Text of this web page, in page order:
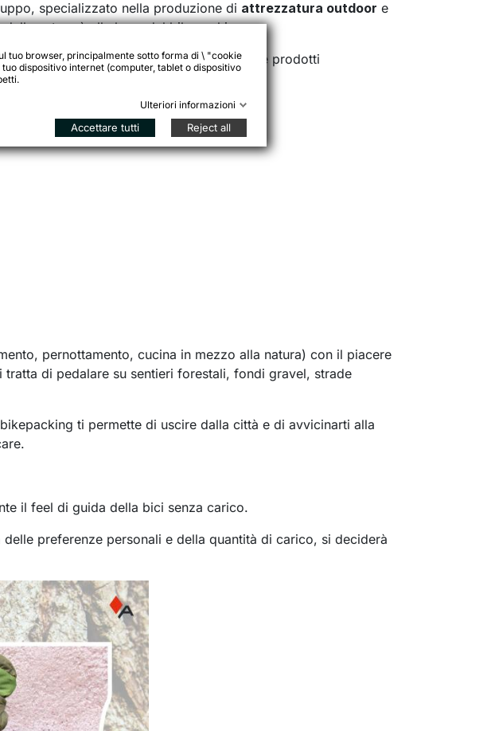
specializzato nella produzione di attrezzatura outdoor e
natura è alla base del bikepacking.
un prezzo corretto. Lo sforzo nel creare prodotti
del nostro pianeta verde.
pernottamento, cucina in mezzo alla natura) con il piacere
di pedalare su sentieri forestali, fondi gravel, strade
ti permette di uscire dalla città e di avvicinarti alla
il feel di guida della bici senza carico.
preferenze personali e della quantità di carico, si deciderà
tuo browser, principalmente sotto forma di \ "cookie
dispositivo internet (computer, tablet o dispositivo
Ulteriori informazioni
Accettare tutti Reject all